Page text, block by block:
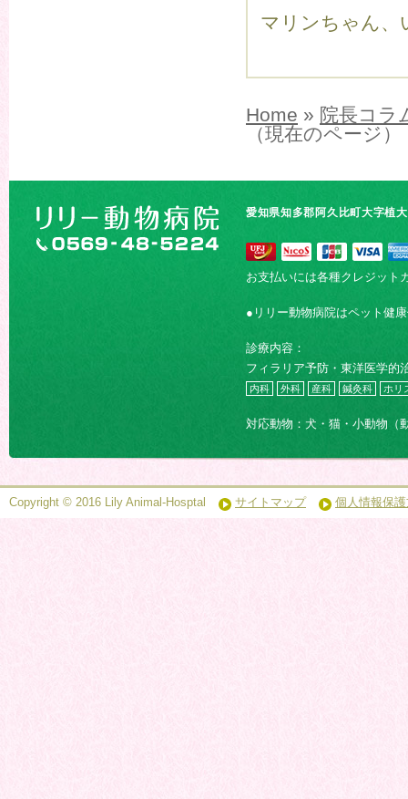
マリンちゃん、
Home » 院長コラ
（現在のページ）
愛知県知多郡阿久比町大字植
お支払いには各種クレジット
●リリー動物病院はペット健
診療内容：
フィラリア予防・東洋医学的
内科 外科 産科 鍼灸科 ホリ
対応動物：犬・猫・小動物（
Copyright © 2016 Lily Animal-Hosptal サイトマップ 個人情報保